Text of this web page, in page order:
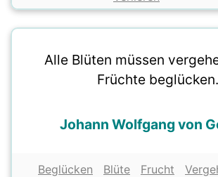
Alle Blüten müssen
Früchte beglücken.
Johann Wolfgang von
Beglücken Blüte Frucht